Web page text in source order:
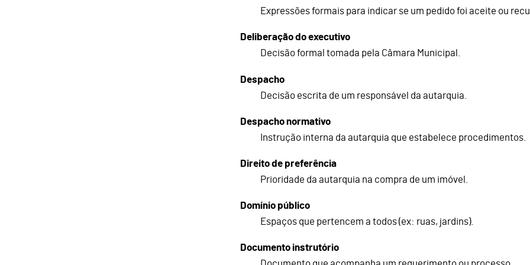
Expressões formais para indicar se um pedido foi aceite ou
Deliberação do executivo
Decisão formal tomada pela Câmara Municipal.
Despacho
Decisão escrita de um responsável da autarquia.
Despacho normativo
Instrução interna da autarquia que estabelece procedimentos.
Direito de preferência
Prioridade da autarquia na compra de um imóvel.
Domínio público
Espaços que pertencem a todos (ex: ruas, jardins).
Documento instrutório